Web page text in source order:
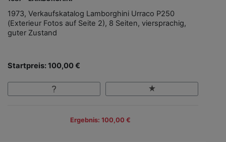
1973, Verkaufskatalog Lamborghini Urraco P250
(Exterieur Fotos auf Seite 2), 8 Seiten, viersprachig,
guter Zustand
Startpreis: 100,00 €
Ergebnis: 100,00 €